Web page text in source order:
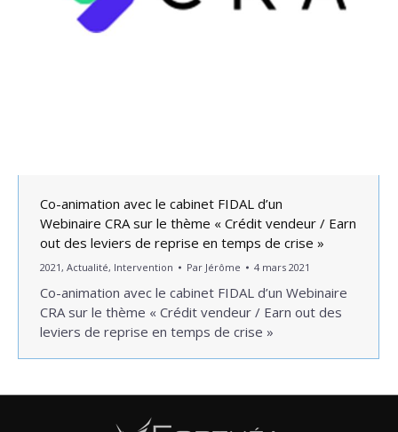
Co-animation avec le cabinet FIDAL d’un
Webinaire CRA sur le thème « Crédit vendeur / Earn
out des leviers de reprise en temps de crise »
2021, Actualité, Intervention Par Jérôme 4 mars 2021
Co-animation avec le cabinet FIDAL d’un Webinaire
CRA sur le thème « Crédit vendeur / Earn out des
leviers de reprise en temps de crise »